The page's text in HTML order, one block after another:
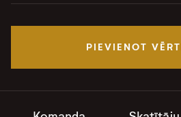
PIEVIENOT